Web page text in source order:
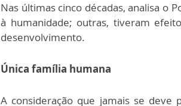
Nas últimas cinco décadas, analisa o
à humanidade; outras, tiveram
desenvolvimento.
Única família humana
A consideração que jamais se deve